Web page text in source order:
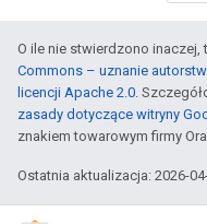
O ile nie stwierdzono inaczej,
Commons – uznanie
licencji Apache 2.0.
zasady dotyczące witryny
znakiem towarowym firmy
Ostatnia aktualizacja: 2026-